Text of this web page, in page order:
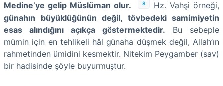
Medine’ye gelip Müslüman olur.
8
Hz. Vahşi örneği,
günahın büyüklüğünün değil, tövbedeki samimiyetin
esas alındığını açıkça göstermektedir. Bu sebeple
mümin için en tehlikeli hâl günaha düşmek değil, Allah’ın
rahmetinden ümidini kesmektir. Nitekim Peygamber (sav)
bir hadisinde şöyle buyurmuştur.